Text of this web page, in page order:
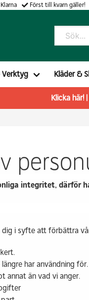
Först till kvarn gäller!
Verktyg Kläder &
Klicka här!
integritet, därför
dig i syfte att förbättra
har användning för.
annat än vad vi anger.